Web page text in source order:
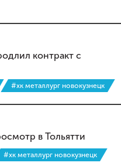
контракт с
#хк металлург новокузнецк
в Тольятти
#хк металлург новокузнецк